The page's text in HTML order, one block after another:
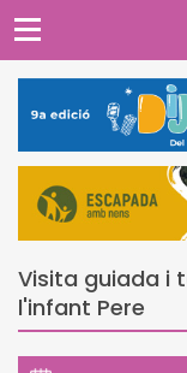
Visita guiada i
l'infant Pere